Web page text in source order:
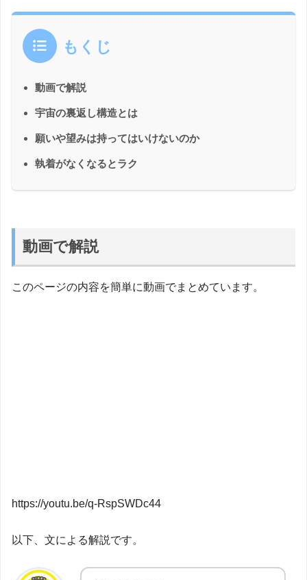
もくじ
動画で解説
宇宙の裏返し構造とは
願いや望みは持ってはいけないのか
執着がなくなるとラク
動画で解説
このページの内容を簡単に動画でまとめています。
https://youtu.be/q-RspSWDc44
以下、文による解説です。